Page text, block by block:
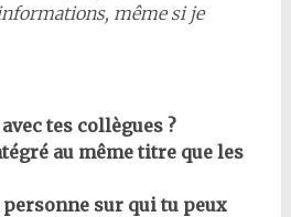
même si je
tes collègues ?
au même titre que les
sur qui tu peux